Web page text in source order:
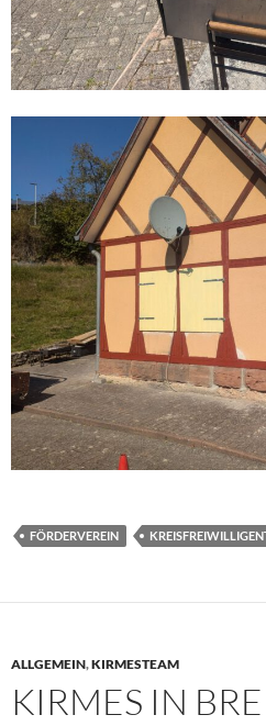
FÖRDERVEREIN
ALLGEMEIN,KIRMESTEAM
KIRMES IN